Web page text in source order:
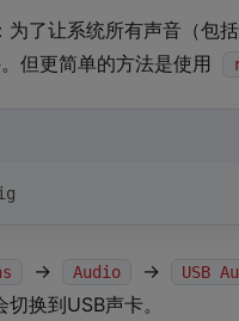
为了让系统所有声音（包
但更简单的方法是使用
-> Audio -> USB
换到USB声卡。